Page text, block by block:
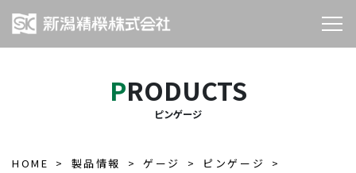
PRODUCTS
ピンゲージ
HOME 製品情報 ゲージ ピンゲージ